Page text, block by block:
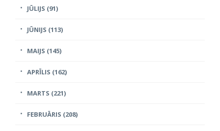
JŪLIJS (91)
JŪNIJS (113)
MAIJS (145)
APRĪLIS (162)
MARTS (221)
FEBRUĀRIS (208)